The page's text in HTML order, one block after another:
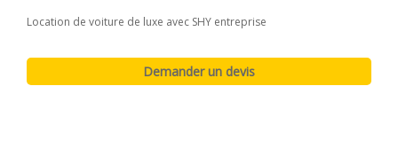
Location de voiture de luxe avec SHY entreprise